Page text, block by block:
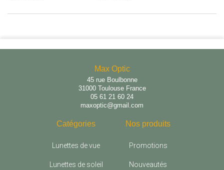
Max Optic
45 rue Boulbonne
31000 Toulouse France
05 61 21 60 24
maxoptic@gmail.com
Catégories
Lunettes de vue
Lunettes de soleil
Nos produits
Promotions
Nouveautés